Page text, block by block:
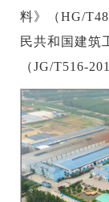
料》（HG/
民共和国建筑
（JG/T516-